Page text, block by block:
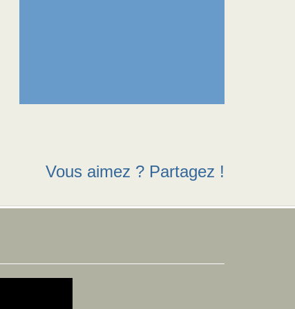
Vous aimez ? Partagez !